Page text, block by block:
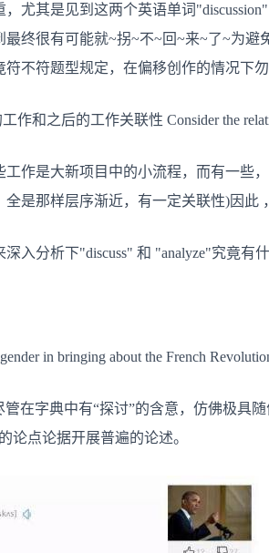
尤其是见到这两个英语单词
最终很有可能就~拐~不~回~来~了~为
符不符题型规定，在偏移创作的情况下
作和之后的工作关联性 Consider the
工作是大新项目中的小流程，而有一些
全是那样层序渐近，有一定关联性)因此
入分析下"discuss" 和 "analyze"究竟有什
gender in bringing about the French
管在字典中有“探讨”的含意，仿佛极具
论点论据开展普遍的论述。